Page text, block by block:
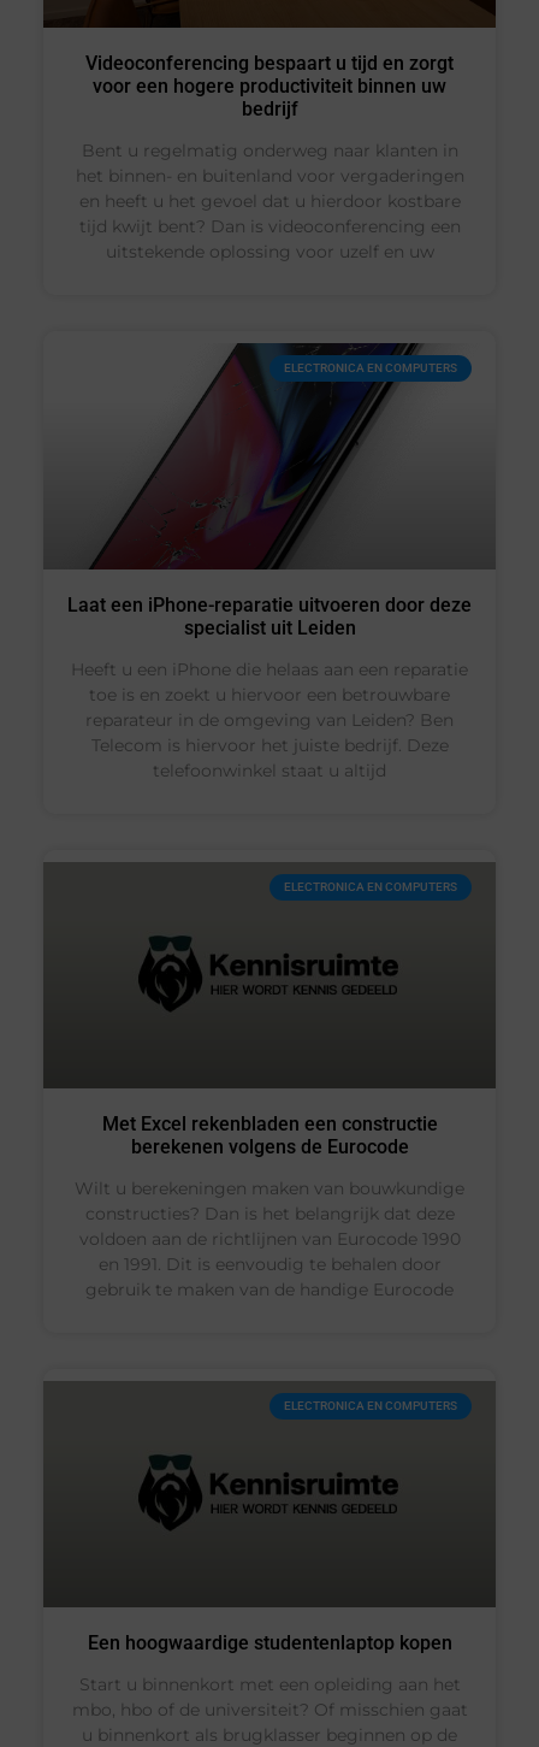
Videoconferencing bespaart u tijd en zorgt
voor een hogere productiviteit binnen uw
bedrijf
Bent u regelmatig onderweg naar klanten in
het binnen- en buitenland voor vergaderingen
en heeft u het gevoel dat u hierdoor kostbare
tijd kwijt bent? Dan is videoconferencing een
uitstekende oplossing voor uzelf en uw
ELECTRONICA EN COMPUTERS
Laat een iPhone-reparatie uitvoeren door deze
specialist uit Leiden
Heeft u een iPhone die helaas aan een reparatie
toe is en zoekt u hiervoor een betrouwbare
reparateur in de omgeving van Leiden? Ben
Telecom is hiervoor het juiste bedrijf. Deze
telefoonwinkel staat u altijd
ELECTRONICA EN COMPUTERS
Met Excel rekenbladen een constructie
berekenen volgens de Eurocode
Wilt u berekeningen maken van bouwkundige
constructies? Dan is het belangrijk dat deze
voldoen aan de richtlijnen van Eurocode 1990
en 1991. Dit is eenvoudig te behalen door
gebruik te maken van de handige Eurocode
ELECTRONICA EN COMPUTERS
Een hoogwaardige studentenlaptop kopen
Start u binnenkort met een opleiding aan het
mbo, hbo of de universiteit? Of misschien gaat
u binnenkort als brugklasser beginnen op de